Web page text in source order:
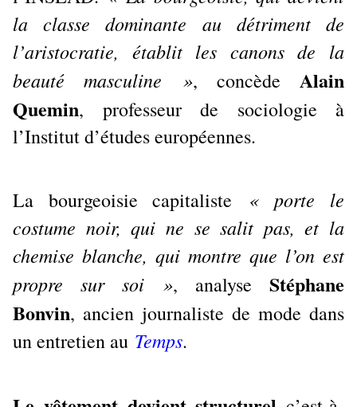
la classe dominante au détriment de
l’aristocratie, établit les canons de la
beauté masculine », concède Alain
Quemin, professeur de sociologie à
l’Institut d’études européennes.
La bourgeoisie capitaliste « porte le
costume noir, qui ne se salit pas, et la
chemise blanche, qui montre que l’on est
propre sur soi », analyse Stéphane
Bonvin, ancien journaliste de mode dans
un entretien au Temps.